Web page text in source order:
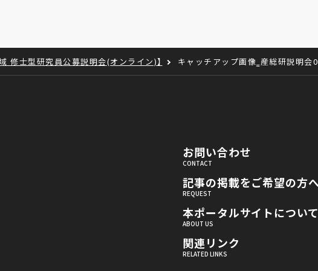
修士型研究員公募説明会(オンライン)】 キャッチアップ画像‗産総研説明会
お問い合わせ
記事の掲載をご希望の方
本ポータルサイトについて
関連リンク